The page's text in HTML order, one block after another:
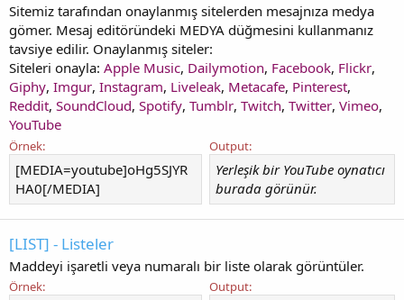
Sitemiz tarafından onaylanmış sitelerden mesajnıza medya
gömer. Mesaj editöründeki MEDYA düğmesini kullanmanız
tavsiye edilir. Onaylanmış siteler:
Siteleri onayla: Apple Music, Dailymotion, Facebook, Flickr,
Giphy, Imgur, Instagram, Liveleak, Metacafe, Pinterest,
Reddit, SoundCloud, Spotify, Tumblr, Twitch, Twitter, Vimeo,
YouTube
Örnek:
[MEDIA=youtube]oHg5SJYR
HA0[/MEDIA]
Output:
Yerleşik bir YouTube oynatıcı
burada görünür.
[LIST] - Listeler
Maddeyi işaretli veya numaralı bir liste olarak görüntüler.
Örnek: Output: